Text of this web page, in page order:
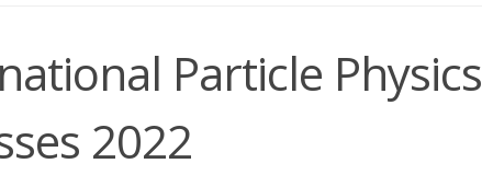
Particle Physics
2022